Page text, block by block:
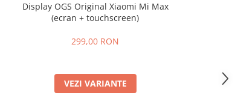
Display OGS Original Xiaomi Mi Max
(ecran + touchscreen)
299,00 RON
VEZI VARIANTE